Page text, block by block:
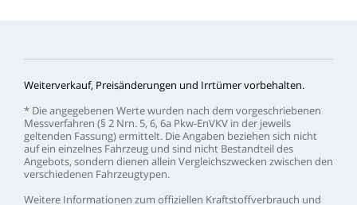
Weiterverkauf, Preisänderungen und Irrtümervorbehalten.
* Dieangegebenen Wertewurden nach dem vorgeschriebenen
Messverfahren (§ 2 Nrn. 5, 6, 6a Pkw-EnVKV in der jeweils
geltenden Fassung)ermittelt. DieAngaben beziehen sich nicht
aufein einzelnes Fahrzeug und sind nicht Bestandteildes
Angebots, sondern dienen allein Vergleichszwecken zwischen den
verschiedenen Fahrzeugtypen.
Weitere Informationen zum offiziellen Kraftstoffverbrauch und